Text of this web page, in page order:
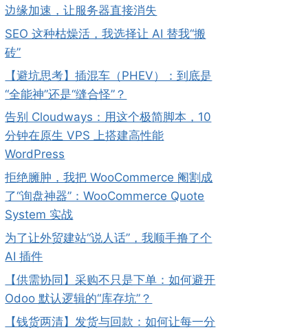
边缘加速，让服务器直接消失
SEO 这种枯燥活，我选择让 AI 替我“搬
砖”
【避坑思考】插混车（PHEV）：到底是
“全能神”还是“缝合怪”？
告别 Cloudways：用这个极简脚本，10
分钟在原生 VPS 上搭建高性能
WordPress
拒绝臃肿，我把 WooCommerce 阉割成
了“询盘神器”：WooCommerce Quote
System 实战
为了让外贸建站“说人话”，我顺手撸了个
AI 插件
【供需协同】采购不只是下单：如何避开
Odoo 默认逻辑的“库存坑”？
【钱货两清】发货与回款：如何让每一分